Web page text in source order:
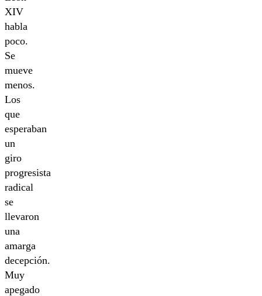
XIV
habla
poco.
Se
mueve
menos.
Los
que
esperaban
un
giro
progresista
radical
se
llevaron
una
amarga
decepción.
Muy
apegado